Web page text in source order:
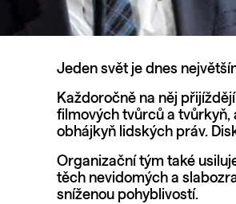
Jeden svět je dnes
Každoročně na něj
filmových tvůrců a tvůrkyň,
obhájkyň lidských práv.
Organizační tým také
těch nevidomých a
sníženou pohyblivostí.